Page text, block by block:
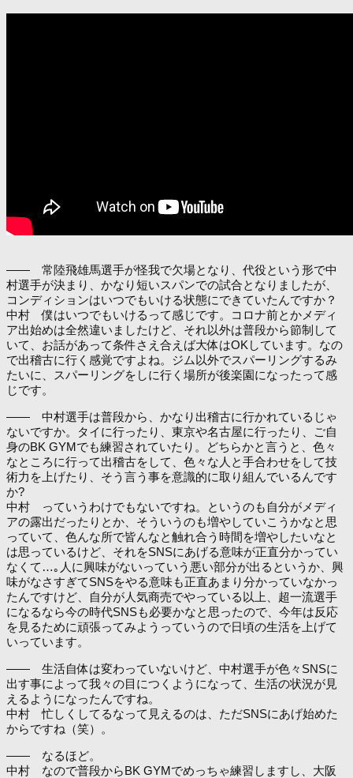
―― 常陸飛雄馬選手が怪我で欠場となり、代役という形で中
村選手が決まり、かなり短いスパンでの試合となりましたが、
コンディションはいつでもいける状態にできていたんですか？
中村 僕はいつでもいけるって感じです。コロナ前とかメディ
ア出始めは全然違いましたけど、それ以外は普段から節制して
いて、お話があって条件さえ合えば大体はOKしています。なの
で出稽古に行く感覚ですよね。ジム以外でスパーリングするみ
たいに、スパーリングをしに行く場所が後楽園になったって感
じです。
―― 中村選手は普段から、かなり出稽古に行かれているじゃ
ないですか。タイに行ったり、東京や名古屋に行ったり、ご自
身のBK GYMでも練習されていたり。どちらかと言うと、色々
なところに行って出稽古をして、色々な人と手合わせをして技
術力を上げたり、そう言う事を意識的に取り組んでいるんです
か?
中村 っていうわけでもないですね。というのも自分がメディ
アの露出だったりとか、そういうのも増やしていこうかなと思
っていて、色んな所で皆んなと触れ合う時間を増やしたいなと
は思っているけど、それをSNSにあげる意味が正直分かってい
なくて…｡人に興味がないっていう悪い部分が出るというか、興
味がなさすぎてSNSをやる意味も正直あまり分かっていなかっ
たんですけど、自分が人気商売でやっている以上、超一流選手
になるなら今の時代SNSも必要かなと思ったので、今年は反応
を見るために頑張ってみようっていうので日頃の生活を上げて
いっています。
―― 生活自体は変わっていないけど、中村選手が色々SNSに
出す事によって我々の目につくようになって、生活の状況が見
えるようになったんですね。
中村 忙しくしてるなって見えるのは、ただSNSにあげ始めた
からですね（笑）。
―― なるほど。
中村 なので普段からBK GYMでめっちゃ練習しますし、大阪